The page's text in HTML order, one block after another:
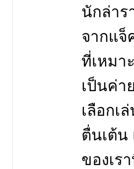
นักล่าร
จากแจ็
ที่เหมา
เป็นค่า
เลือกเ
ตื่นเต้น
ของเร